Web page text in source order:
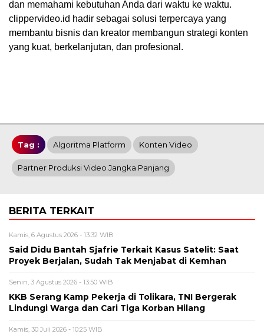
dan memahami kebutuhan Anda dari waktu ke waktu.
clippervideo.id hadir sebagai solusi terpercaya yang
membantu bisnis dan kreator membangun strategi konten
yang kuat, berkelanjutan, dan profesional.
Tag : Algoritma Platform Konten Video
Partner Produksi Video Jangka Panjang
BERITA TERKAIT
Kamis, 6 Agustus 2026 - 13:32 WIB
Said Didu Bantah Sjafrie Terkait Kasus Satelit: Saat
Proyek Berjalan, Sudah Tak Menjabat di Kemhan
Senin, 3 Agustus 2026 - 13:50 WIB
KKB Serang Kamp Pekerja di Tolikara, TNI Bergerak
Lindungi Warga dan Cari Tiga Korban Hilang
Kamis, 30 Juli 2026 - 10:25 WIB